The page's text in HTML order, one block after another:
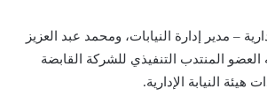
– مدير إدارة النيابات، ومحمد عبد العزيز
المنتدب التنفيذي للشركة القابضة
النيابة الإدارية.